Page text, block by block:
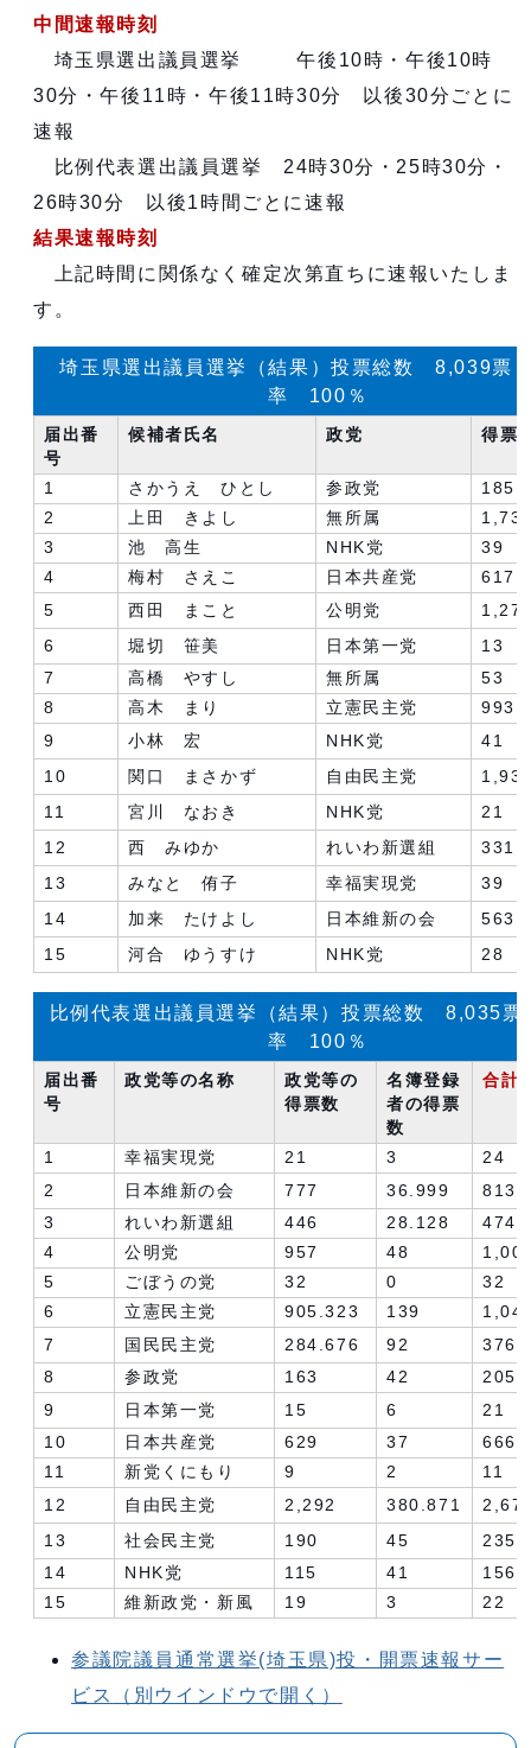
中間速報時刻
埼玉県選出議員選挙 午後10時・午後10時
30分・午後11時・午後11時30分 以後30分ごとに
速報
比例代表選出議員選挙 24時30分・25時30分・
26時30分 以後1時間ごとに速報
結果速報時刻
上記時間に関係なく確定次第直ちに速報いたしま
す。
埼玉県選出議員選挙（結果）投票総数 8,039票
率 100％
届出番
号
候補者氏名 政党 得票
1 さかうえ ひとし 参政党
185
2
上田 きよし 無所属
3
池 高生 NHK党
39
4
梅村 さえこ 日本共産党
617
5
西田 まこと 公明党
6
堀切 笹美 日本第一党
13
7
高橋 やすし 無所属
53
8
高木 まり 立憲民主党
993
9
小林 宏 NHK党
41
10
関口 まさかず 自由民主党
11
宮川 なおき NHK党
21
12
西 みゆか れいわ新選組
331
13
みなと 侑子 幸福実現党
39
14
加来 たけよし 日本維新の会
563
15
河合 ゆうすけ NHK党 28
比例代表選出議員選挙（結果）投票総数 8,035
率 100％
届出番
号
政党等の名称
政党等の
得票数
名簿登録
者の得票
数
合計
1 幸福実現党 21 3
24
2
日本維新の会 777 36.999
3
れいわ新選組 446 28.128
4
公明党 957 48
5
ごぼうの党 32 0
32
6
立憲民主党 905.323 139
7
国民民主党 284.676 92
8
参政党 163 42
205
9
日本第一党 15 6
21
10
日本共産党 629 37
666
11
新党くにもり 9 2
11
12
自由民主党 2,292 380.871
13
社会民主党 190 45
235
14
NHK党 115 41
156
15
維新政党・新風 19 3 22
参議院議員通常選挙(埼玉県)投・開票速報サー
ビス
（別ウインドウで開く）